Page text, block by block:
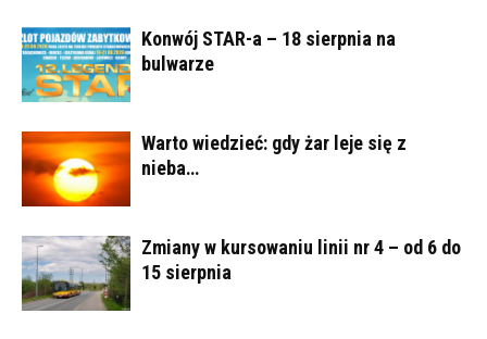
Konwój STAR-a – 18 sierpnia na
bulwarze
Warto wiedzieć: gdy żar leje się z
nieba…
Zmiany w kursowaniu linii nr 4 – od 6 do
15 sierpnia